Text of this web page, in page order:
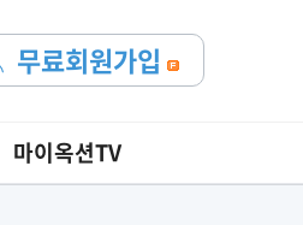
무료회원가입
마이옥션TV